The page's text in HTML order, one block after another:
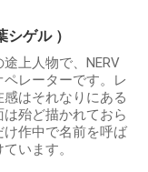
ゲル ）
上人物で、NERV
レーターです。レ
はそれなりにある
殆ど描かれておら
作中で名前を呼ば
います。